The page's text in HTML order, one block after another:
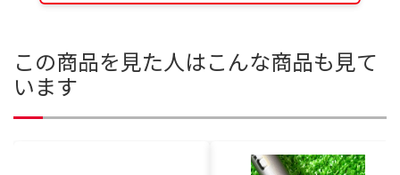
この商品を見た人はこんな商品も見て
います